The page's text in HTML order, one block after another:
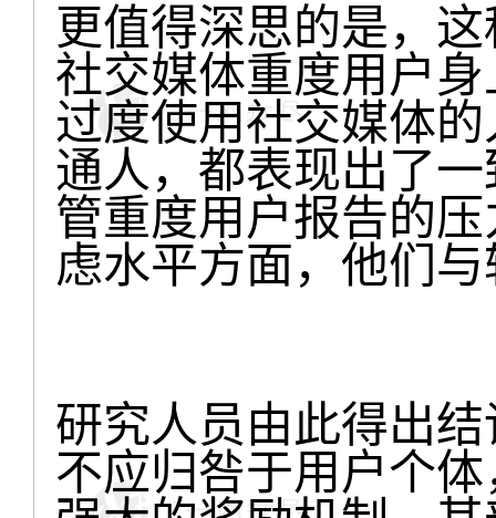
更值得深思的是，这
社交媒体重度用户
过度使用社交媒体
通人，都表现出了
管重度用户报告的
虑水平方面，他们
研究人员由此得出结
不应归咎于用户个